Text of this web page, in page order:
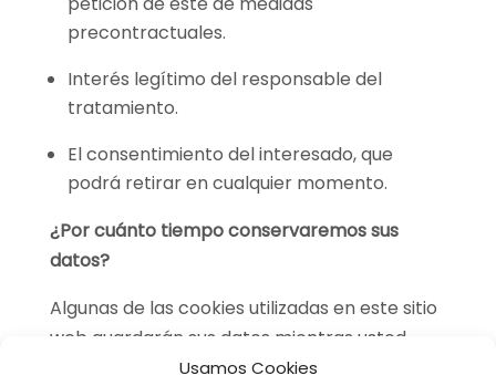
Usamos Cookies
precontractuales.
Interés legítimo del responsable del
tratamiento.
El consentimiento del interesado, que
podrá retirar en cualquier momento.
¿Por cuánto tiempo conservaremos sus
datos?
Algunas de las cookies utilizadas en este sitio
web guardarán sus datos mientras usted
continúe con la sesión abierta. Por otra